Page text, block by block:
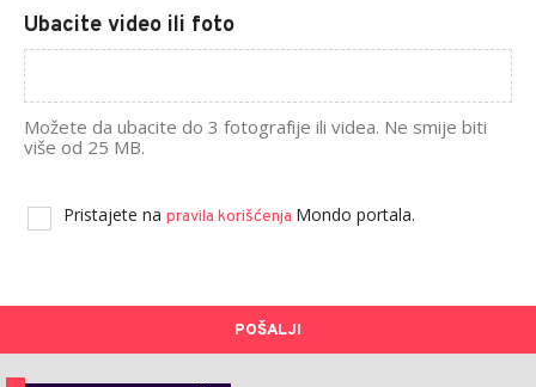
Ubacite video ili foto
Možete da ubacite do 3 fotografije ili videa. Ne smije biti
više od 25 MB.
Pristajete na pravila korišćenja Mondo portala.
POŠALJI